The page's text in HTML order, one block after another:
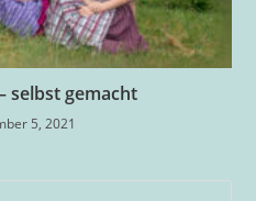
selbst gemacht
5, 2021